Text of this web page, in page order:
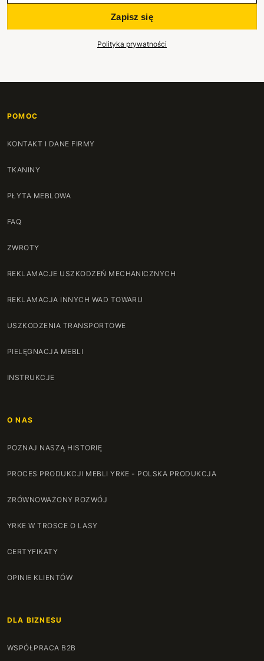
Zapisz się
Polityka prywatności
POMOC
KONTAKT I DANE FIRMY
TKANINY
PŁYTA MEBLOWA
FAQ
ZWROTY
REKLAMACJE USZKODZEŃ MECHANICZNYCH
REKLAMACJA INNYCH WAD TOWARU
USZKODZENIA TRANSPORTOWE
PIELĘGNACJA MEBLI
INSTRUKCJE
O NAS
POZNAJ NASZĄ HISTORIĘ
PROCES PRODUKCJI MEBLI YRKE - POLSKA PRODUKCJA
ZRÓWNOWAŻONY ROZWÓJ
YRKE W TROSCE O LASY
CERTYFIKATY
OPINIE KLIENTÓW
DLA BIZNESU
WSPÓŁPRACA B2B